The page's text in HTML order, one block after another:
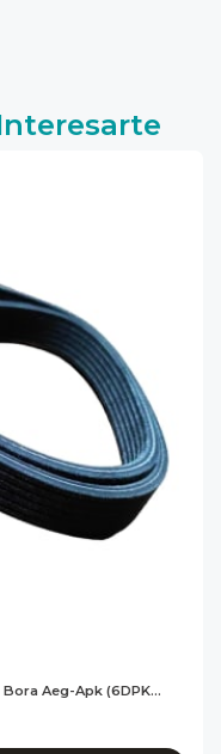
Aeg-Apk (6DPK...